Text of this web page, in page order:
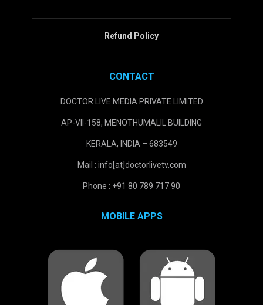
Refund Policy
CONTACT
DOCTOR LIVE MEDIA PRIVATE LIMITED
AP-VII-158, MENOTHUMALIL BUILDING
KERALA, INDIA – 683549
Mail : info[at]doctorlivetv.com
Phone : +91 80 789 717 90
MOBILE APPS